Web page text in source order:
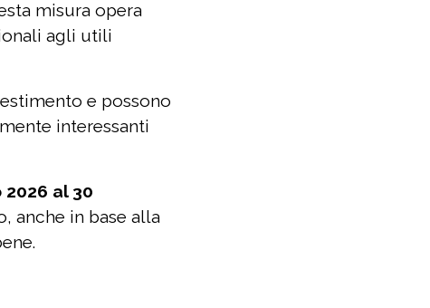
misura opera
agli utili
e possono
interessanti
2026 al 30
anche in base alla